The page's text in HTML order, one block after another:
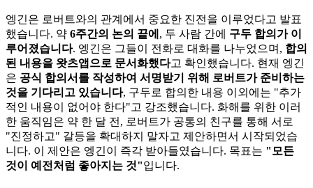
엥긴은 로버트와의 관계에서 중요한 진전을 이루었다고 발표
했습니다. 약 6주간의 논의 끝에 , 두 사람 간에 구두 합의가 이
루어졌습니다. 엥긴은 그들이 전화로 대화를 나누었으며, 합의
된 내용을 왓츠앱으로 문서화했다고 확인했습니다. 현재 엥긴
은 공식 합의서를 작성하여 서명받기 위해 로버트가 준비하는
것을 기다리고 있습니다, 구두로 합의한 내용 이외에는 "추가
적인 내용이 없어야 한다"고 강조했습니다. 화해를 위한 이러
한 움직임은 약 한 달 전, 로버트가 공통의 친구를 통해 서로
"진정하고" 갈등을 확대하지 말자고 제안하면서 시작되었습
니다. 이 제안은 엥긴이 즉각 받아들였습니다. 목표는 "모든
것이 예전처럼 좋아지는 것"입니다.